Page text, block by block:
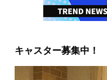
キャスター募集中！